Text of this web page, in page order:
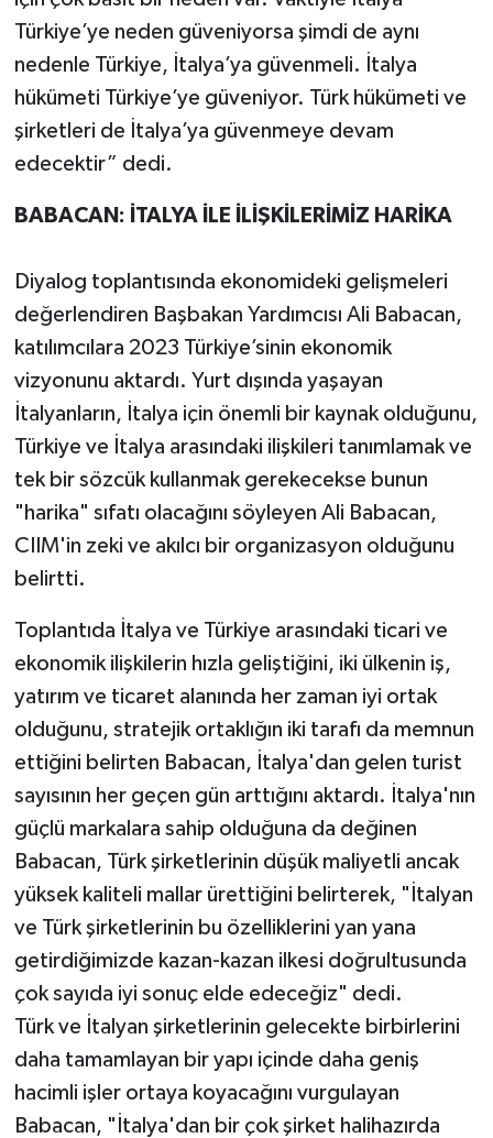
Türkiye’ye neden güveniyorsa şimdi de aynı
nedenle Türkiye, İtalya’ya güvenmeli. İtalya
hükümeti Türkiye’ye güveniyor. Türk hükümeti ve
şirketleri de İtalya’ya güvenmeye devam
edecektir” dedi.
BABACAN: İTALYA İLE İLİŞKİLERİMİZ HARİKA
Diyalog toplantısında ekonomideki gelişmeleri
değerlendiren Başbakan Yardımcısı Ali Babacan,
katılımcılara 2023 Türkiye’sinin ekonomik
vizyonunu aktardı. Yurt dışında yaşayan
İtalyanların, İtalya için önemli bir kaynak olduğunu,
Türkiye ve İtalya arasındaki ilişkileri tanımlamak ve
tek bir sözcük kullanmak gerekecekse bunun
"harika" sıfatı olacağını söyleyen Ali Babacan,
CIIM'in zeki ve akılcı bir organizasyon olduğunu
belirtti.
Toplantıda İtalya ve Türkiye arasındaki ticari ve
ekonomik ilişkilerin hızla geliştiğini, iki ülkenin iş,
yatırım ve ticaret alanında her zaman iyi ortak
olduğunu, stratejik ortaklığın iki tarafı da memnun
ettiğini belirten Babacan, İtalya'dan gelen turist
sayısının her geçen gün arttığını aktardı. İtalya'nın
güçlü markalara sahip olduğuna da değinen
Babacan, Türk şirketlerinin düşük maliyetli ancak
yüksek kaliteli mallar ürettiğini belirterek, "İtalyan
ve Türk şirketlerinin bu özelliklerini yan yana
getirdiğimizde kazan-kazan ilkesi doğrultusunda
çok sayıda iyi sonuç elde edeceğiz" dedi.
Türk ve İtalyan şirketlerinin gelecekte birbirlerini
daha tamamlayan bir yapı içinde daha geniş
hacimli işler ortaya koyacağını vurgulayan
Babacan, "İtalya'dan bir çok şirket halihazırda